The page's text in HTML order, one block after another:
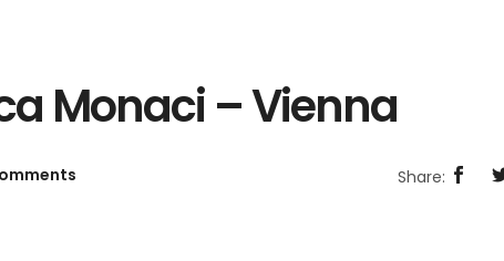
Monaci – Vienna